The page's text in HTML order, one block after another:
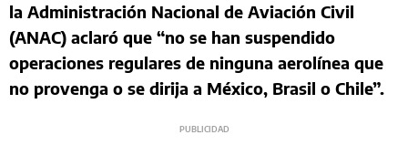
la Administración Nacional de Aviación Civil
(ANAC) aclaró que “no se han suspendido
operaciones regulares de ninguna aerolínea que
no provenga o se dirija a México, Brasil o Chile”.